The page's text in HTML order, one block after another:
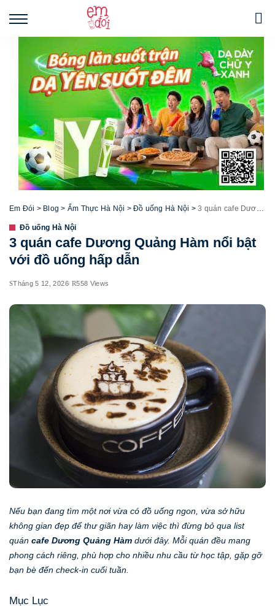
Em Đói > Blog > Ẩm Thực Hà Nội > Đồ uống Hà Nội >3 quán cafe Dương Quảng Hàm nổi bật với đồ uống hấp dẫn
Đồ uống Hà Nội
3 quán cafe Dương Quảng Hàm nổi bật
với đồ uống hấp dẫn
Tháng 5 12, 2026 558 Views
Nếu bạn đang tìm một nơi vừa có đồ uống ngon, vừa sở hữu
không gian đẹp để thư giãn hay làm việc thì đừng bỏ qua list
quán cafe Dương Quảng Hàm dưới đây. Mỗi quán đều mang
phong cách riêng, phù hợp cho nhiều nhu cầu từ học tập, gặp gỡ
bạn bè đến check-in cuối tuần.
Mục Lục